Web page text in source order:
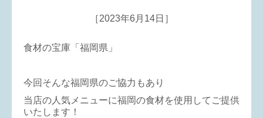
［2023年6月14日］
食材の宝庫「福岡県」
今回そんな福岡県のご協力もあり
当店の人気メニューに福岡の食材を使用してご提供
いたします！